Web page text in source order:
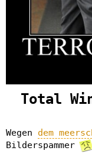
Total
Wegen dem
Bilderspammer